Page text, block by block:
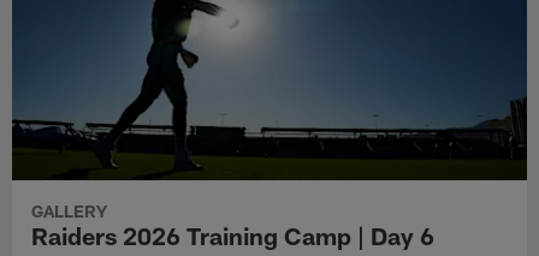
GALLERY
Raiders 2026 Training Camp | Day 6